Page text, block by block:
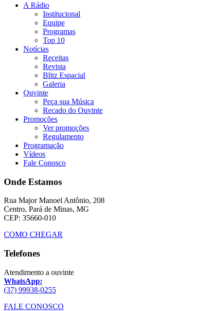
A Rádio
Institucional
Equipe
Programas
Top 10
Notícias
Receitas
Revista
Blitz Espacial
Galeria
Ouvinte
Peça sua Música
Recado do Ouvinte
Promoções
Ver promoções
Regulamento
Programação
Vídeos
Fale Conosco
Onde Estamos
Rua Major Manoel Antônio, 208
Centro, Pará de Minas, MG
CEP: 35660-010
COMO CHEGAR
Telefones
Atendimento a ouvinte
WhatsApp:
(37) 99938-0255
FALE CONOSCO